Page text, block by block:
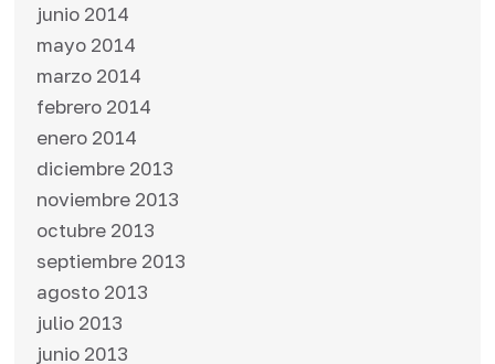
junio 2014
mayo 2014
marzo 2014
febrero 2014
enero 2014
diciembre 2013
noviembre 2013
octubre 2013
septiembre 2013
agosto 2013
julio 2013
junio 2013